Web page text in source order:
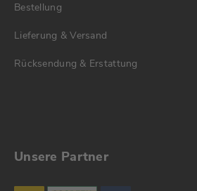
Bestellung
Lieferung & Versand
Rücksendung & Erstattung
Unsere Partner